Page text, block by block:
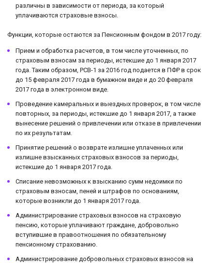
различны в зависимости от периода, за который
уплачиваются страховые взносы.
Функции, которые остаются за Пенсионным фондом в 2017 году:
Прием и обработка расчетов, в том числе уточненных, по
страховым взносам за периоды, истекшие до 1 января 2017
года. Таким образом, РСВ-1 за 2016 год подается в ПФР в срок
до 15 февраля 2017 года в бумажном виде и до 20 февраля
2017 года в электронном виде.
Проведение камеральных и выездных проверок, в том числе
повторных, за периоды, истекшие до 1 января 2017, а также
вынесение решений о привлечении или отказе в привлечении
по их результатам.
Принятие решений о возврате излишне уплаченных или
излишне взысканных страховых взносов за периоды,
истекшие до 1 января 2017 года.
Списание невозможных к взысканию сумм недоимки по
страховым взносам, пеней и штрафов по основаниям,
которые возникли до 1 января 2017 года.
Администрирование страховых взносов на страховую
пенсию, которые уплачивают граждане, добровольно
вступившие в правоотношения по обязательному
пенсионному страхованию.
Администрирование добровольных страховых взносов на